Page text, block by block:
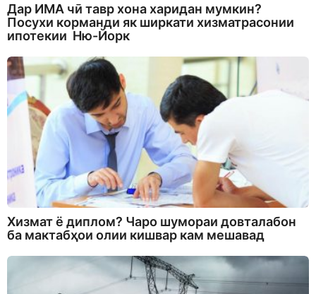
Дар ИМА чӣ тавр хона харидан мумкин?
Посухи корманди як ширкати хизматрасонии
ипотекии Ню-Йорк
Хизмат ё диплом? Чаро шумораи довталабон
ба мактабҳои олии кишвар кам мешавад